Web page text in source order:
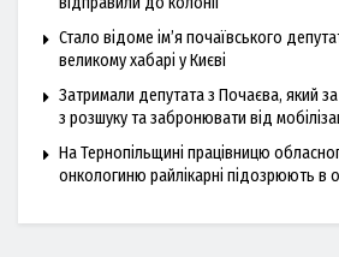
Стало відоме ім’я почаївського
великому хабарі у Києві
Затримали депутата з Почаєва, який за
з розшуку та забронювати від
На Тернопільщині працівницю
онкологиню райлікарні підозрюють в